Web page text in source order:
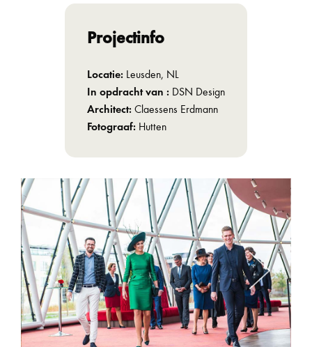
Projectinfo
Locatie: Leusden, NL
In opdracht van : DSN Design
Architect: Claessens Erdmann
Fotograaf: Hutten